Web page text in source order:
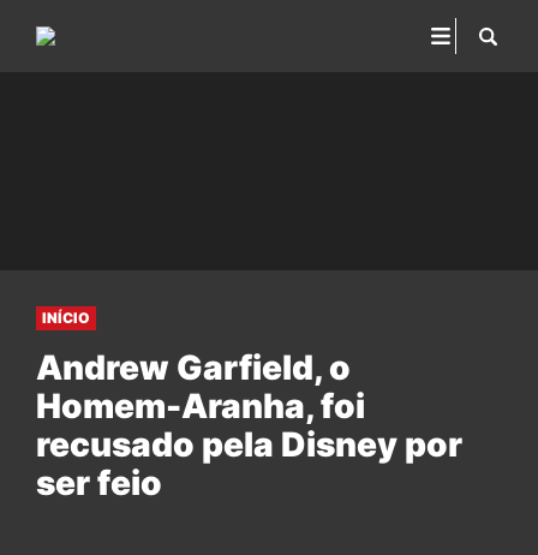
INÍCIO
Andrew Garfield, o
Homem-Aranha, foi
recusado pela Disney por
ser feio